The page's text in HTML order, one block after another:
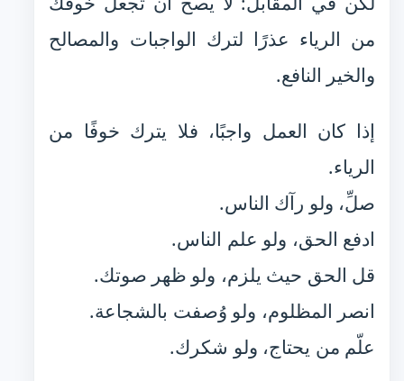
من الرياء عذرًا لترك الواجبات والمصالح
والخير النافع.
إذا كان العمل واجبًا، فلا يترك خوفًا من
الرياء.
صلِّ، ولو رآك الناس.
ادفع الحق، ولو علم الناس.
قل الحق حيث يلزم، ولو ظهر صوتك.
انصر المظلوم، ولو وُصفت بالشجاعة.
علّم من يحتاج، ولو شكرك.